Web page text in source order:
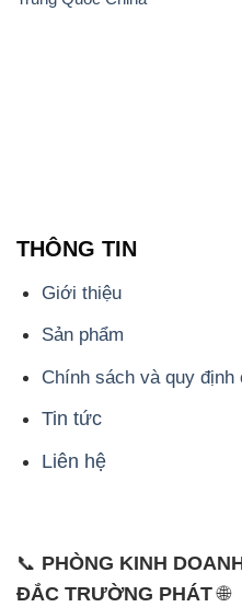
THÔNG TIN
Giới thiệu
Sản phẩm
Chính sách và quy định
Tin tức
Liên hệ
📞 PHÒNG KINH
ĐẮC TRƯỜNG PHÁT🌐